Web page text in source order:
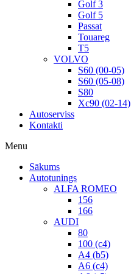
Golf 3
Golf 5
Passat
Touareg
T5
VOLVO
S60 (00-05)
S60 (05-08)
S80
Xc90 (02-14)
Autoserviss
Kontakti
Menu
Sākums
Autotunings
ALFA ROMEO
156
166
AUDI
80
100 (c4)
A4 (b5)
A6 (c4)